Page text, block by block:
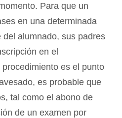
Para que un
en una determinada
del alumnado, sus padres
en el
es el punto
es probable que
tal como el abono de
de un examen por